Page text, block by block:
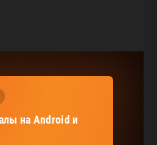
на Android и